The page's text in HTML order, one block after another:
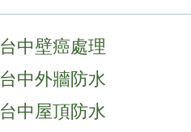
台中壁癌處理
台中外牆防水
台中屋頂防水